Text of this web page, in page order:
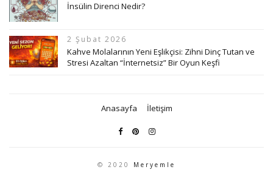
İnsülin Direnci Nedir?
2 Şubat 2026
Kahve Molalarının Yeni Eşlikçisi: Zihni Dinç Tutan ve
Stresi Azaltan “İnternetsiz” Bir Oyun Keşfi
Anasayfa İletişim
© 2020 Meryemle